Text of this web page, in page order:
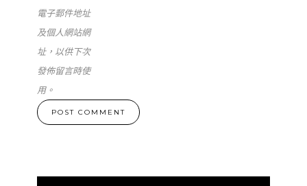
電子郵件地址
及個人網站網
址，以供下次
發佈留言時使
用。